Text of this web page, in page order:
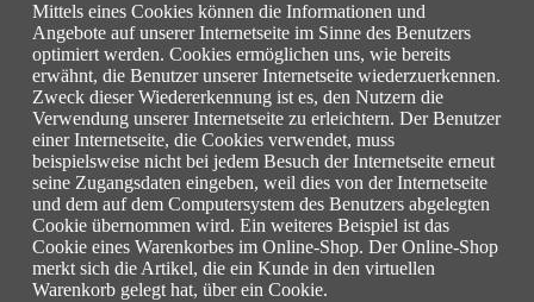
Mittels eines Cookies können die Informationen und
Angebote auf unserer Internetseite im Sinne des Benutzers
optimiert werden. Cookies ermöglichen uns, wie bereits
erwähnt, die Benutzer unserer Internetseite wiederzuerkennen.
Zweck dieser Wiedererkennung ist es, den Nutzern die
Verwendung unserer Internetseite zu erleichtern. Der Benutzer
einer Internetseite, die Cookies verwendet, muss
beispielsweise nicht bei jedem Besuch der Internetseite erneut
seine Zugangsdaten eingeben, weil dies von der Internetseite
und dem auf dem Computersystem des Benutzers abgelegten
Cookie übernommen wird. Ein weiteres Beispiel ist das
Cookie eines Warenkorbes im Online-Shop. Der Online-Shop
merkt sich die Artikel, die ein Kunde in den virtuellen
Warenkorb gelegt hat, über ein Cookie.